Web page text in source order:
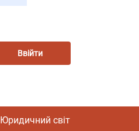
Ввійти
Юридичний світ